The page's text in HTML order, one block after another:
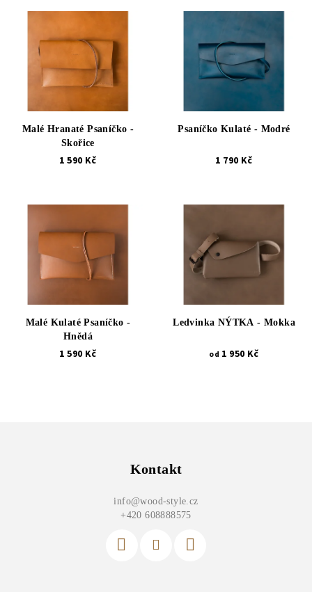
Malé Hranaté Psaníčko -
Skořice
1 590 Kč
Psaníčko Kulaté - Modré
1 790 Kč
Malé Kulaté Psaníčko -
Hnědá
1 590 Kč
Ledvinka NÝTKA - Mokka
od 1 950 Kč
Kontakt
info@wood-style.cz
+420 608888575